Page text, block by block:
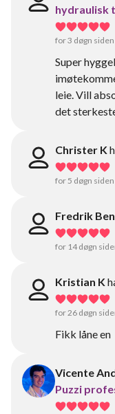
hydraulisk
for 3 døgn siden
Super
leie. Vill
det
Christer K
for 5 døgn siden
Fredrik
for 14 døgn
Kristian K
for 26 døgn
Fikk låne en
Vicente
Puzzi